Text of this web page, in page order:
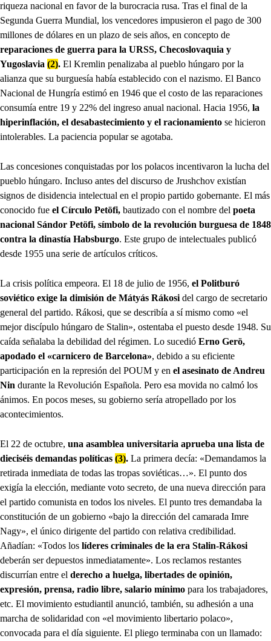
riqueza nacional en favor de la burocracia rusa. Tras el final de la
Segunda Guerra Mundial, los vencedores impusieron el pago de 300
millones de dólares en un plazo de seis años, en concepto de
reparaciones de guerra para la URSS, Checoslovaquia y
Yugoslavia (2). El Kremlin penalizaba al pueblo húngaro por la
alianza que su burguesía había establecido con el nazismo. El Banco
Nacional de Hungría estimó en 1946 que el costo de las reparaciones
consumía entre 19 y 22% del ingreso anual nacional. Hacia 1956, la
hiperinflación, el desabastecimiento y el racionamiento se hicieron
intolerables. La paciencia popular se agotaba.
Las concesiones conquistadas por los polacos incentivaron la lucha del
pueblo húngaro. Incluso antes del discurso de Jrushchov existían
signos de disidencia intelectual en el propio partido gobernante. El más
conocido fue el Círculo Petöfi, bautizado con el nombre del poeta
nacional Sándor Petöfi, símbolo de la revolución burguesa de 1848
contra la dinastía Habsburgo. Este grupo de intelectuales publicó
desde 1955 una serie de artículos críticos.
La crisis política empeora. El 18 de julio de 1956, el Politburó
soviético exige la dimisión de Mátyás Rákosidel cargo de secretario
general del partido. Rákosi, que se describía a sí mismo como «el
mejor discípulo húngaro de Stalin», ostentaba el puesto desde 1948. Su
caída señalaba la debilidad del régimen. Lo sucedió Erno Gerö,
apodado el «carnicero de Barcelona», debido a su eficiente
participación en la represión del POUM y en el asesinato de Andreu
Nin durante la Revolución Española. Pero esa movida no calmó los
ánimos. En pocos meses, su gobierno sería atropellado por los
acontecimientos.
El 22 de octubre, una asamblea universitaria aprueba una lista de
dieciséis demandas políticas (3). La primera decía: «Demandamos la
retirada inmediata de todas las tropas soviéticas…». El punto dos
exigía la elección, mediante voto secreto, de una nueva dirección para
el partido comunista en todos los niveles. El punto tres demandaba la
constitución de un gobierno «bajo la dirección del camarada Imre
Nagy», el único dirigente del partido con relativa credibilidad.
Añadían: «Todos los líderes criminales de la era Stalin-Rákosi
deberán ser depuestos inmediatamente». Los reclamos restantes
discurrían entre el derecho a huelga, libertades de opinión,
expresión, prensa, radio libre, salario mínimo para los trabajadores,
etc. El movimiento estudiantil anunció, también, su adhesión a una
marcha de solidaridad con «el movimiento libertario polaco»,
convocada para el día siguiente. El pliego terminaba con un llamado: